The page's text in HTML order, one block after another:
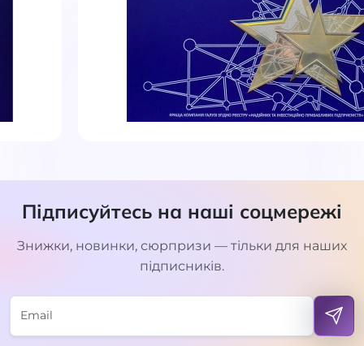
Підписуйтесь на наші соцмережі
Знижки, новинки, сюрпризи — тільки для наших
підписників.